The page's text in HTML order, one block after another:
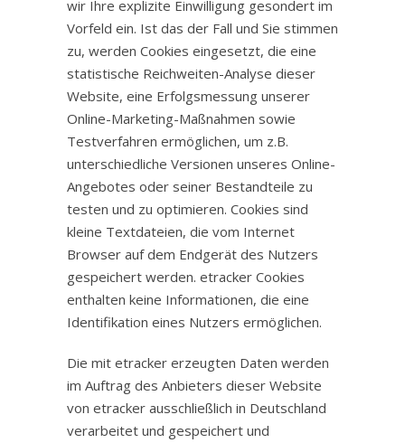
wir Ihre explizite Einwilligung gesondert im
Vorfeld ein. Ist das der Fall und Sie stimmen
zu, werden Cookies eingesetzt, die eine
statistische Reichweiten-Analyse dieser
Website, eine Erfolgsmessung unserer
Online-Marketing-Maßnahmen sowie
Testverfahren ermöglichen, um z.B.
unterschiedliche Versionen unseres Online-
Angebotes oder seiner Bestandteile zu
testen und zu optimieren. Cookies sind
kleine Textdateien, die vom Internet
Browser auf dem Endgerät des Nutzers
gespeichert werden. etracker Cookies
enthalten keine Informationen, die eine
Identifikation eines Nutzers ermöglichen.
Die mit etracker erzeugten Daten werden
im Auftrag des Anbieters dieser Website
von etracker ausschließlich in Deutschland
verarbeitet und gespeichert und